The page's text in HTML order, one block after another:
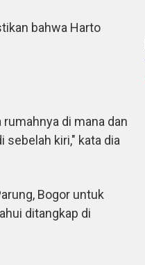
bahwa Harto
rumahnya di mana dan
sebelah kiri," kata dia
Bogor untuk
ditangkap di